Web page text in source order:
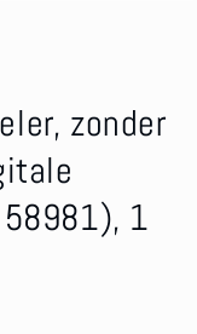
zonder
1